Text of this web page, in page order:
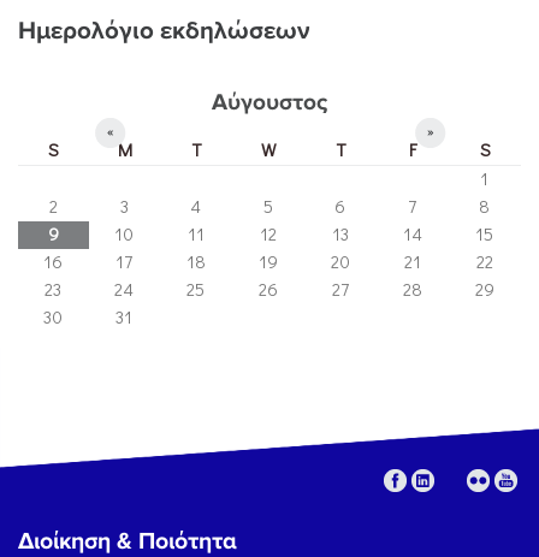
Ημερολόγιο εκδηλώσεων
Αύγουστος
« »
S M T W T F
S
1
2
3 4 5 6 7
8
9
10 11 12 13 14
15
16
17 18 19 20 21
22
23
24 25 26 27 28
29
30
31
Διοίκηση & Ποιότητα